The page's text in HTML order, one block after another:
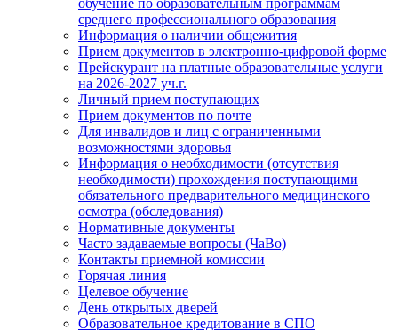
обучение по образовательным программам
среднего профессионального образования
Информация о наличии общежития
Прием документов в электронно-цифровой форме
Прейскурант на платные образовательные услуги
на 2026-2027 уч.г.
Личный прием поступающих
Прием документов по почте
Для инвалидов и лиц с ограниченными
возможностями здоровья
Информация о необходимости (отсутствия
необходимости) прохождения поступающими
обязательного предварительного медицинского
осмотра (обследования)
Нормативные документы
Часто задаваемые вопросы (ЧаВо)
Контакты приемной комиссии
Горячая линия
Целевое обучение
День открытых дверей
Образовательное кредитование в СПО